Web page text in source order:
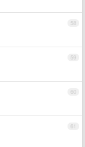
58
59
60
61